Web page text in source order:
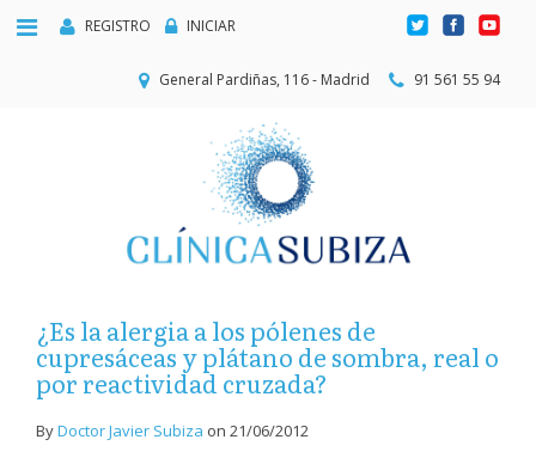
REGISTRO INICIAR
General Pardiñas, 116 - Madrid 91 561 55 94
¿Es la alergia a los pólenes de
cupresáceas y plátano de sombra, real o
por reactividad cruzada?
ByDoctor Javier Subiza on 21/06/2012